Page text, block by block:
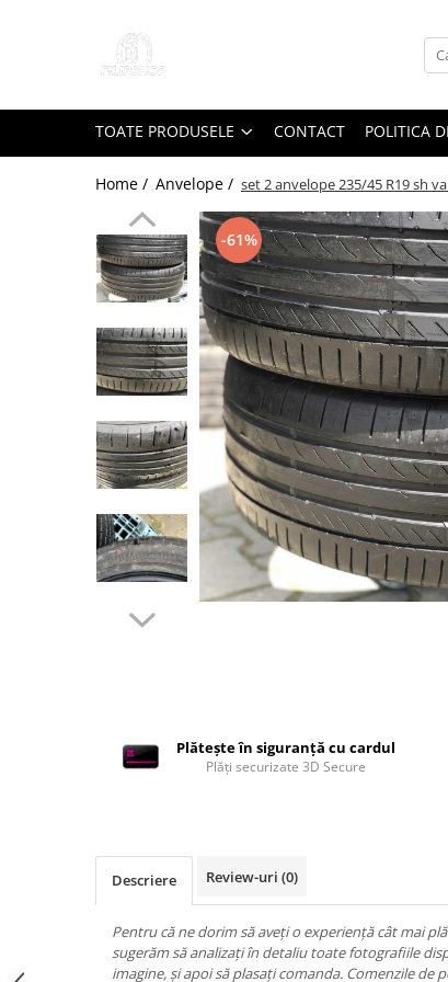
Toate Produsele
Anvelope Second-Hand
Anvelope SH iarna
Anvelope SH vara
Capace Jante
Jante Second-Hand
Accesorii Auto
Padele Auto
Accesorii Exterior Auto
Accesorii interior auto
Huse Scaun
Solutii interior auto
Scule și Unelte
Accesorii scule
Scule Vopsitorie
TOATE PRODUSELE CONTACT POLITICA
Home / Anvelope / set 2 anvelope 235/45 R19 sh
-61%
Plătește în siguranță cu cardul
Plăți securizate 3D Secure
Descriere Review-uri (0)
Pentru că ne dorim să aveți o experiență cât mai
sugerăm să analizați în detaliu toate fotografiile
imagine, și apoi să plasați comanda. Comenzile de